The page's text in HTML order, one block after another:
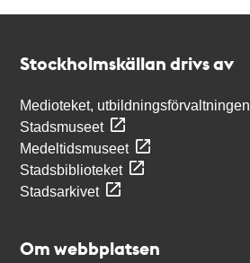
Stockholmskällan drivs av
Medioteket, utbildningsförvaltningen
Stadsmuseet
Medeltidsmuseet
Stadsbiblioteket
Stadsarkivet
Om webbplatsen